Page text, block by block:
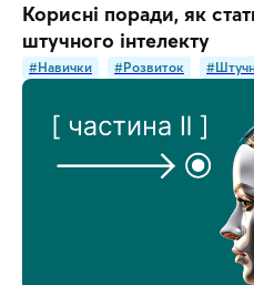
Корисні поради, як
штучного інтелекту
#Навички #Розвиток